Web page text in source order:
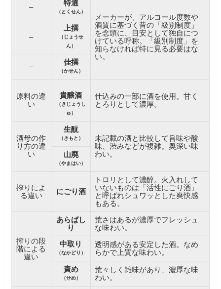
–
特選
（とくせん）
メーカーが、アルコール度数や
酒質に基づく昔の「級別制度」
を念頭に、目安として独自につ
けている呼称。「級別制度」を
知らなければ特に見る必要はな
い。
–
上撰
（じょうせ
ん）
–
佳撰
（かせん）
原料の違
い
貴醸酒
（きじょうし
ゅ）
仕込みの一部に酒を使用。甘く
とろりとして濃厚。
酒母の作
り方の違
い
生酛
（きもと）
未記載の酒と比較して旨味や酸
味、渋みなどが複雑。奥深い味
わい。
山廃
（やまはい）
搾りによ
る違い
にごり酒
トロリとして濃醇。火入れして
いないものは「活性にごり酒」
と呼ばれシュワッとした爽快感
もある。
搾りの段
階による
違い
あらばし
り
荒さはあるが濃厚でフレッシュ
な味わい。
中取り
（なかどり）
透明感がある安定した酒。なめ
らかで上質な味わい。
責め
（せめ）
荒々しく雑味があり、濃厚な味
わい。